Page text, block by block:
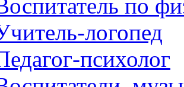
по
логопед
психолог